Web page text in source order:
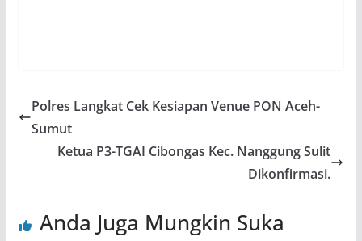
Polres Langkat Cek Kesiapan Venue PON Aceh-
Sumut
Ketua P3-TGAI Cibongas Kec. Nanggung Sulit
Dikonfirmasi.
Anda Juga Mungkin Suka